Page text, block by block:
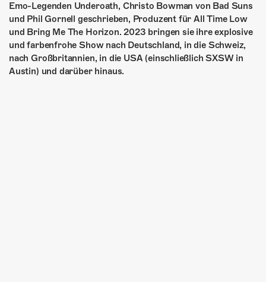
Emo-Legenden Underoath, Christo Bowman von Bad Suns
und Phil Gornell geschrieben, Produzent für All Time Low
und Bring Me The Horizon. 2023 bringen sie ihre explosive
und farbenfrohe Show nach Deutschland, in die Schweiz,
nach Großbritannien, in die USA (einschließlich SXSW in
Austin) und darüber hinaus.